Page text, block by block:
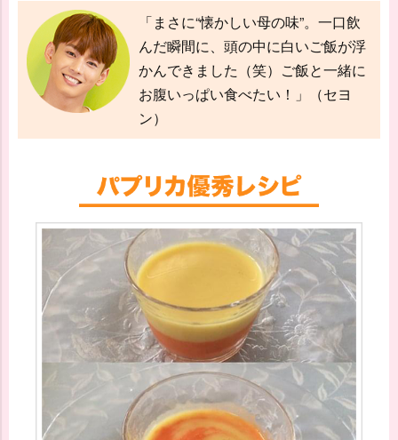
「まさに“懐かしい母の味”。一口飲
んだ瞬間に、頭の中に白いご飯が浮
かんできました（笑）ご飯と一緒に
お腹いっぱい食べたい！」（セヨ
ン）